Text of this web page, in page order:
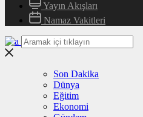
Yayın Akışları
Namaz Vakitleri
Son Dakika
Dünya
Eğitim
Ekonomi